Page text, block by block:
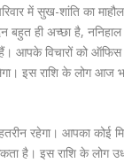
में सुख-शांति का
बहुत ही अच्छा है,
आपके विचारों को ऑफिस
इस राशि के लोग आज
रहेगा। आपका कोई
है। इस राशि के लोग